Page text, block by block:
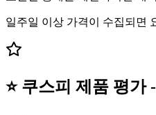
일주일 이상 가격이 수집되면
⭐ 쿠스피 제품 평가